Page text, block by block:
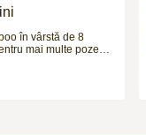
în vârstă de 8
mai multe poze și